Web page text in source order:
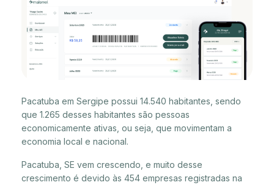
Pacatuba em Sergipe possui 14.540 habitantes, sendo
que 1.265 desses habitantes são pessoas
economicamente ativas, ou seja, que movimentam a
economia local e nacional.
Pacatuba, SE vem crescendo, e muito desse
crescimento é devido às 454 empresas registradas na